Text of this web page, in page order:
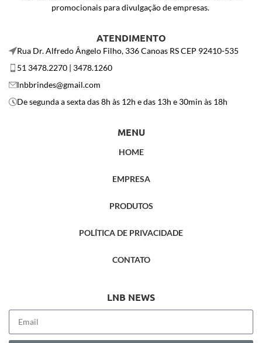
promocionais para divulgação de empresas.
ATENDIMENTO
Rua Dr. Alfredo Ângelo Filho, 336 Canoas RS CEP 92410-535
51 3478.2270 | 3478.1260
lnbbrindes@gmail.com
De segunda a sexta das 8h às 12h e das 13h e 30min às 18h
MENU
HOME
EMPRESA
PRODUTOS
POLÍTICA DE PRIVACIDADE
CONTATO
LNB NEWS